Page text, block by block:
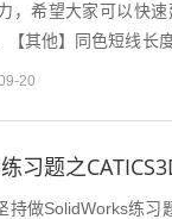
，希望大家可以快
其他】同色短线长
20
习题之
持做SolidWorks练